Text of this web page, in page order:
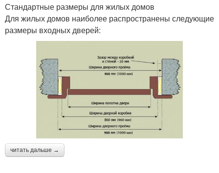
Стандартные размеры для жилых домов
Для жилых домов наиболее распространены следующие
размеры входных дверей:
читать дальше →